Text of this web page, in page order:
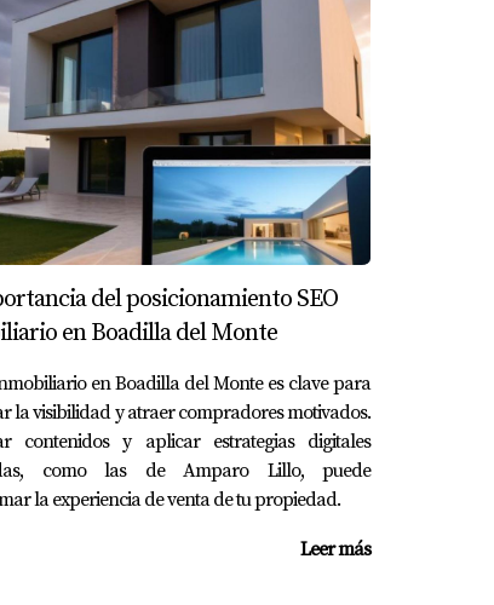
Boadilla del Monte. Esta
únicas, sino que también
para ofrecer un servicio excepcional.
puede ayudarte a aprovechar al
consejos valiosos sobre el mercado
lo pierdas!
interactivas y
del posicionamiento SEO
en Boadilla del Monte
en Boadilla del Monte es clave para
la visibilidad y atraer compradores motivados.
contenidos y aplicar estrategias digitales
como las de Amparo Lillo, puede
la experiencia de venta de tu propiedad.
Leer más